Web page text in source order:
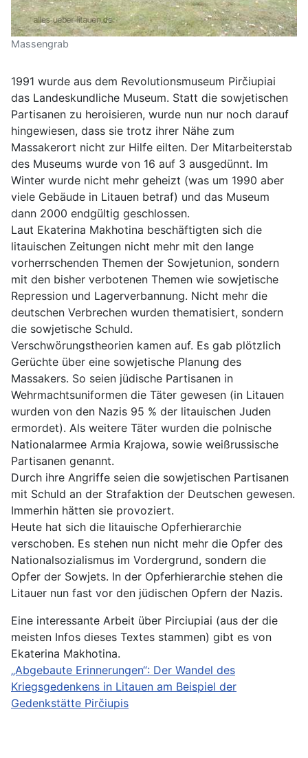
Massengrab
1991 wurde aus dem Revolutionsmuseum Pirčiupiai
das Landeskundliche Museum. Statt die sowjetischen
Partisanen zu heroisieren, wurde nun nur noch darauf
hingewiesen, dass sie trotz ihrer Nähe zum
Massakerort nicht zur Hilfe eilten. Der Mitarbeiterstab
des Museums wurde von 16 auf 3 ausgedünnt. Im
Winter wurde nicht mehr geheizt (was um 1990 aber
viele Gebäude in Litauen betraf) und das Museum
dann 2000 endgültig geschlossen.
Laut Ekaterina Makhotina beschäftigten sich die
litauischen Zeitungen nicht mehr mit den lange
vorherrschenden Themen der Sowjetunion, sondern
mit den bisher verbotenen Themen wie sowjetische
Repression und Lagerverbannung. Nicht mehr die
deutschen Verbrechen wurden thematisiert, sondern
die sowjetische Schuld.
Verschwörungstheorien kamen auf. Es gab plötzlich
Gerüchte über eine sowjetische Planung des
Massakers. So seien jüdische Partisanen in
Wehrmachtsuniformen die Täter gewesen (in Litauen
wurden von den Nazis 95 % der litauischen Juden
ermordet). Als weitere Täter wurden die polnische
Nationalarmee Armia Krajowa, sowie weißrussische
Partisanen genannt.
Durch ihre Angriffe seien die sowjetischen Partisanen
mit Schuld an der Strafaktion der Deutschen gewesen.
Immerhin hätten sie provoziert.
Heute hat sich die litauische Opferhierarchie
verschoben. Es stehen nun nicht mehr die Opfer des
Nationalsozialismus im Vordergrund, sondern die
Opfer der Sowjets. In der Opferhierarchie stehen die
Litauer nun fast vor den jüdischen Opfern der Nazis.
Eine interessante Arbeit über Pirciupiai (aus der die
meisten Infos dieses Textes stammen) gibt es von
Ekaterina Makhotina.
„Abgebaute Erinnerungen“: Der Wandel des
Kriegsgedenkens in Litauen am Beispiel der
Gedenkstätte Pirčiupis